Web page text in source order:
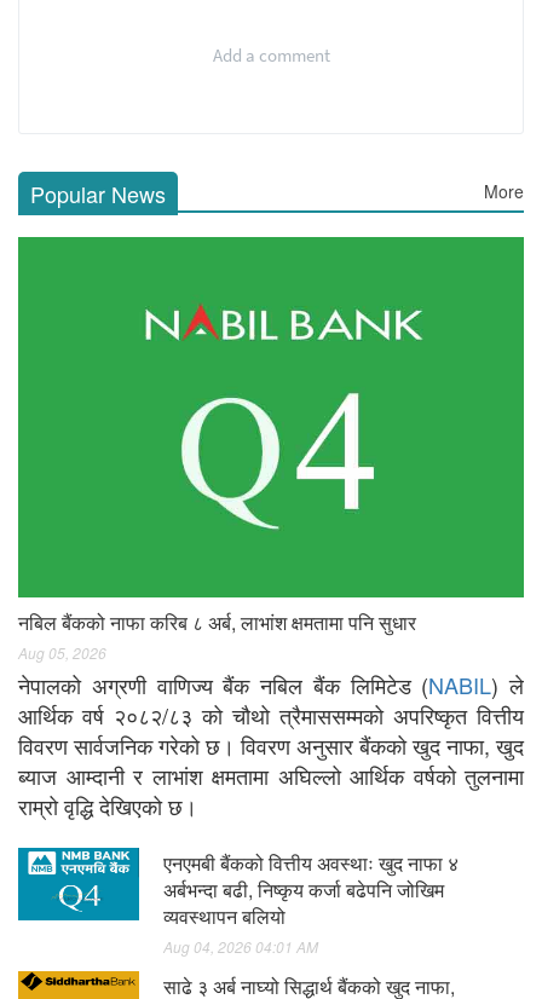
Add a comment
Popular News More
नबिल बैंकको नाफा करिब ८ अर्ब, लाभांश क्षमतामा पनि सुधार
Aug 05, 2026
नेपालको अग्रणी वाणिज्य बैंक नबिल बैंक लिमिटेड (NABIL) ले
आर्थिक वर्ष २०८२/८३ को चौथो त्रैमाससम्मको अपरिष्कृत वित्तीय
विवरण सार्वजनिक गरेको छ। विवरण अनुसार बैंकको खुद नाफा, खुद
ब्याज आम्दानी र लाभांश क्षमतामा अघिल्लो आर्थिक वर्षको तुलनामा
राम्रो वृद्धि देखिएको छ।
एनएमबी बैंकको वित्तीय अवस्थाः खुद नाफा ४
अर्बभन्दा बढी, निष्कृय कर्जा बढेपनि जोखिम
व्यवस्थापन बलियो
Aug 04, 2026 04:01 AM
साढे ३ अर्ब नाघ्यो सिद्धार्थ बैंकको खुद नाफा,